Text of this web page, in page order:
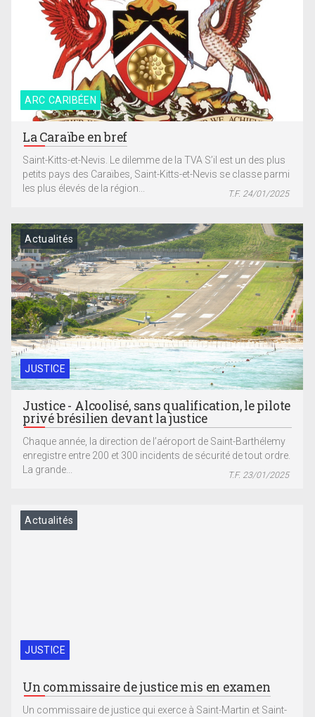
ARC CARIBÉEN
La Caraïbe en bref
Saint-Kitts-et-Nevis. Le dilemme de la TVA S’il est un des plus
petits pays des Caraïbes, Saint-Kitts-et-Nevis se classe parmi
les plus élevés de la région...
T.F. 24/01/2025
JUSTICE
Actualités
Justice - Alcoolisé, sans qualification, le pilote
privé brésilien devant la justice
Chaque année, la direction de l’aéroport de Saint-Barthélemy
enregistre entre 200 et 300 incidents de sécurité de tout ordre.
La grande...
T.F. 23/01/2025
JUSTICE
Actualités
Un commissaire de justice mis en examen
Un commissaire de justice qui exerce à Saint-Martin et Saint-